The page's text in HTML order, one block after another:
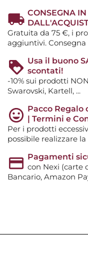
CONSEGNA
Gratuita da 75 €, i
aggiuntivi. Consegna
Usa il buono
scontati!
-10% sui prodotti
Swarovski, Kartell, ...
Pacco Regalo
| Termini e
Per i prodotti
possibile realizzare
Pagamenti
con Nexi (carte
Bancario, Amazon